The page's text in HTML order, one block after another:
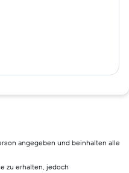
angegeben und beinhalten alle
zu erhalten, jedoch